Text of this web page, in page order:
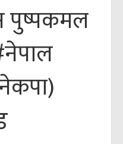
पुष्पकमल